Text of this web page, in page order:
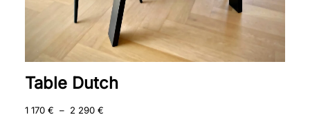
Table Dutch
1 170 € – 2 290 €